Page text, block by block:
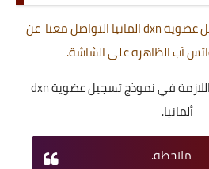
للمساعدة في طلب تسجيل عضوية dxn المانيا التواصل معنا عن
آب الظاهره على الشاشة.
كيفية وضع المعلومات اللازمة في نموذج تسجيل عضوية dxn
ألمانيا.
ملاحظة.